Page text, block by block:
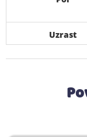
Uzrast